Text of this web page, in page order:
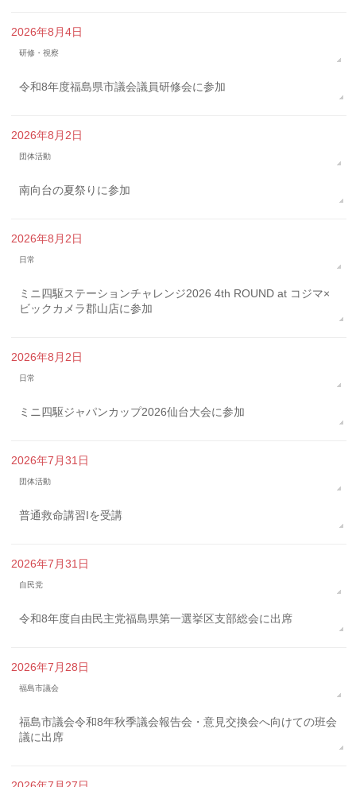
2026年8月4日
研修・視察
令和8年度福島県市議会議員研修会に参加
2026年8月2日
団体活動
南向台の夏祭りに参加
2026年8月2日
日常
ミニ四駆ステーションチャレンジ2026 4th ROUND at コジマ×
ビックカメラ郡山店に参加
2026年8月2日
日常
ミニ四駆ジャパンカップ2026仙台大会に参加
2026年7月31日
団体活動
普通救命講習Iを受講
2026年7月31日
自民党
令和8年度自由民主党福島県第一選挙区支部総会に出席
2026年7月28日
福島市議会
福島市議会令和8年秋季議会報告会・意見交換会へ向けての班会
議に出席